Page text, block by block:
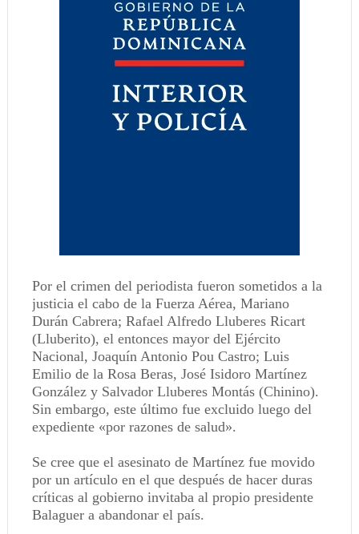
Por el crimen del periodista fueron sometidos a la
justicia el cabo de la Fuerza Aérea, Mariano
Durán Cabrera; Rafael Alfredo Lluberes Ricart
(Lluberito), el entonces mayor del Ejército
Nacional, Joaquín Antonio Pou Castro; Luis
Emilio de la Rosa Beras, José Isidoro Martínez
González y Salvador Lluberes Montás (Chinino).
Sin embargo, este último fue excluido luego del
expediente «por razones de salud».
Se cree que el asesinato de Martínez fue movido
por un artículo en el que después de hacer duras
críticas al gobierno invitaba al propio presidente
Balaguer a abandonar el país.